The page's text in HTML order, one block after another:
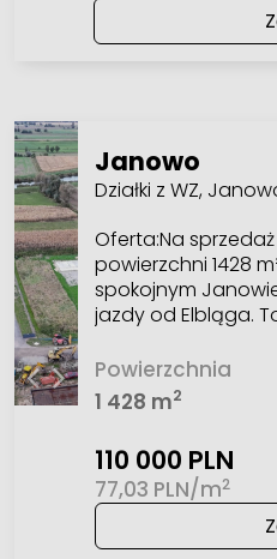
Janowo
Działki z WZ,
Oferta:Na sprzedaż
powierzchni 1428
spokojnym
jazdy od Elbląga.
Powierzchnia
1 428 m2
110 000 PLN
77,03 PLN/m2